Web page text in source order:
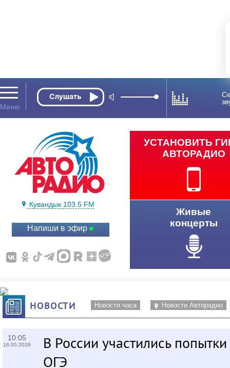
Кувандык 103.5 FM
Напиши в эфир
УСТАНОВИТЬ
АВТОРАДИО
Живые
концерты
НОВОСТИ Новости часа Новости Авторадио
10:05
16.05.2026
В России участились
ОГЭ